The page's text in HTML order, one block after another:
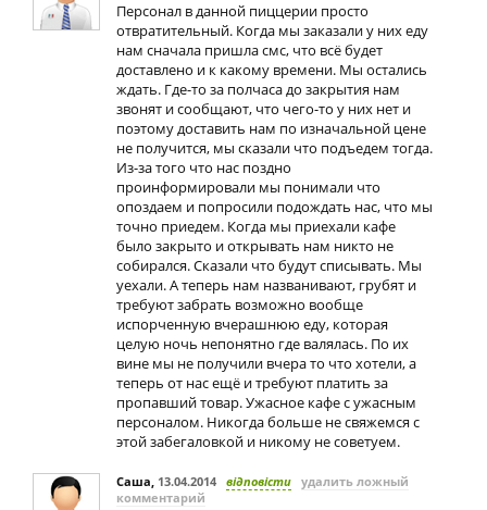
Персонал в данной пиццерии просто
отвратительный. Когда мы заказали у них еду
нам сначала пришла смс, что всё будет
доставлено и к какому времени. Мы остались
ждать. Где-то за полчаса до закрытия нам
звонят и сообщают, что чего-то у них нет и
поэтому доставить нам по изначальной цене
не получится, мы сказали что подъедем тогда.
Из-за того что нас поздно
проинформировали мы понимали что
опоздаем и попросили подождать нас, что мы
точно приедем. Когда мы приехали кафе
было закрыто и открывать нам никто не
собирался. Сказали что будут списывать. Мы
уехали. А теперь нам названивают, грубят и
требуют забрать возможно вообще
испорченную вчерашнюю еду, которая
целую ночь непонятно где валялась. По их
вине мы не получили вчера то что хотели, а
теперь от нас ещё и требуют платить за
пропавший товар. Ужасное кафе с ужасным
персоналом. Никогда больше не свяжемся с
этой забегаловкой и никому не советуем.
Саша, 13.04.2014 відповісти удалить ложный
комментарий